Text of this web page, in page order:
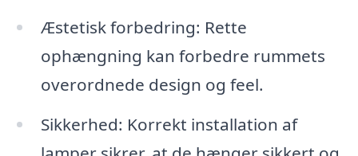
Æstetisk forbedring: Rette
ophængning kan forbedre rummets
overordnede design og feel.
Sikkerhed: Korrekt installation af